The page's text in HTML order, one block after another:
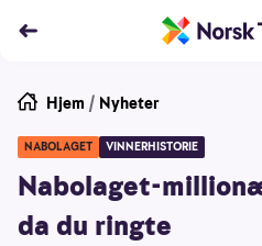
Hjem / Nyheter
NABOLAGET VINNERHISTORIE
Nabolaget-
da du ringte